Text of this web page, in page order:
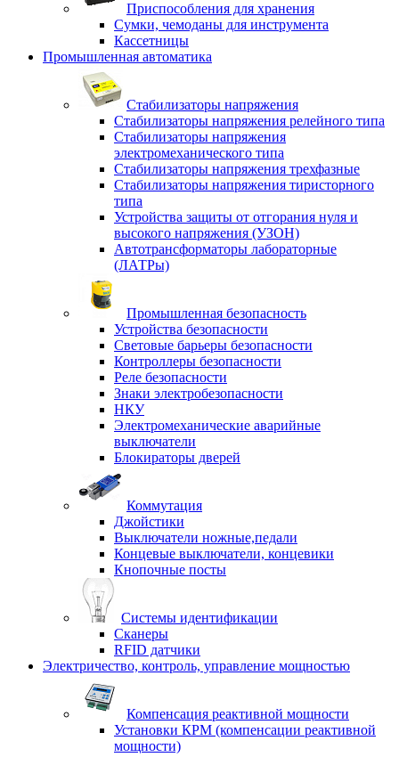
Приспособления для хранения
Сумки, чемоданы для инструмента
Кассетницы
Промышленная автоматика
Стабилизаторы напряжения
Стабилизаторы напряжения релейного типа
Стабилизаторы напряжения
электромеханического типа
Стабилизаторы напряжения трехфазные
Стабилизаторы напряжения тиристорного
типа
Устройства защиты от отгорания нуля и
высокого напряжения (УЗОН)
Автотрансформаторы лабораторные
(ЛАТРы)
Промышленная безопасность
Устройства безопасности
Световые барьеры безопасности
Контроллеры безопасности
Реле безопасности
Знаки электробезопасности
НКУ
Электромеханические аварийные
выключатели
Блокираторы дверей
Коммутация
Джойстики
Выключатели ножные,педали
Концевые выключатели, концевики
Кнопочные посты
Системы идентификации
Сканеры
RFID датчики
Электричество, контроль, управление мощностью
Компенсация реактивной мощности
Установки КРМ (компенсации реактивной
мощности)